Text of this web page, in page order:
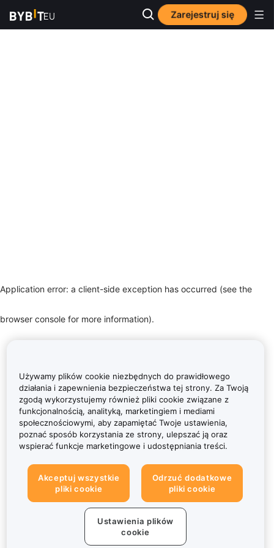
Zarejestruj się
Application error: a client-side exception has occurred (see the
browser console for more information).
Używamy plików cookie niezbędnych do prawidłowego
działania i zapewnienia bezpieczeństwa tej strony. Za Twoją
zgodą wykorzystujemy również pliki cookie związane z
funkcjonalnością, analityką, marketingiem i mediami
społecznościowymi, aby zapamiętać Twoje ustawienia,
poznać sposób korzystania ze strony, ulepszać ją oraz
wspierać funkcje marketingowe i udostępniania treści.
Akceptuj wszystkie
pliki cookie
Odrzuć dodatkowe
pliki cookie
Ustawienia plików
cookie